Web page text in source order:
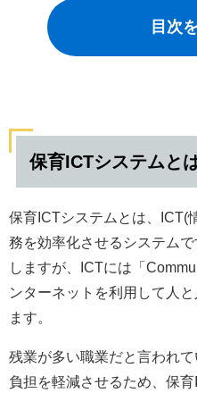
目次
保育ICTシステムとは
保育日誌や指導案作成が
保育ICTシステムと
保育ICTシステムとは、ICT(
務を効率化させるシステム
しますが、ICTには「
ンターネットを利用して人
ます。
残業が多い職業だと言われ
負担を軽減させるため、保